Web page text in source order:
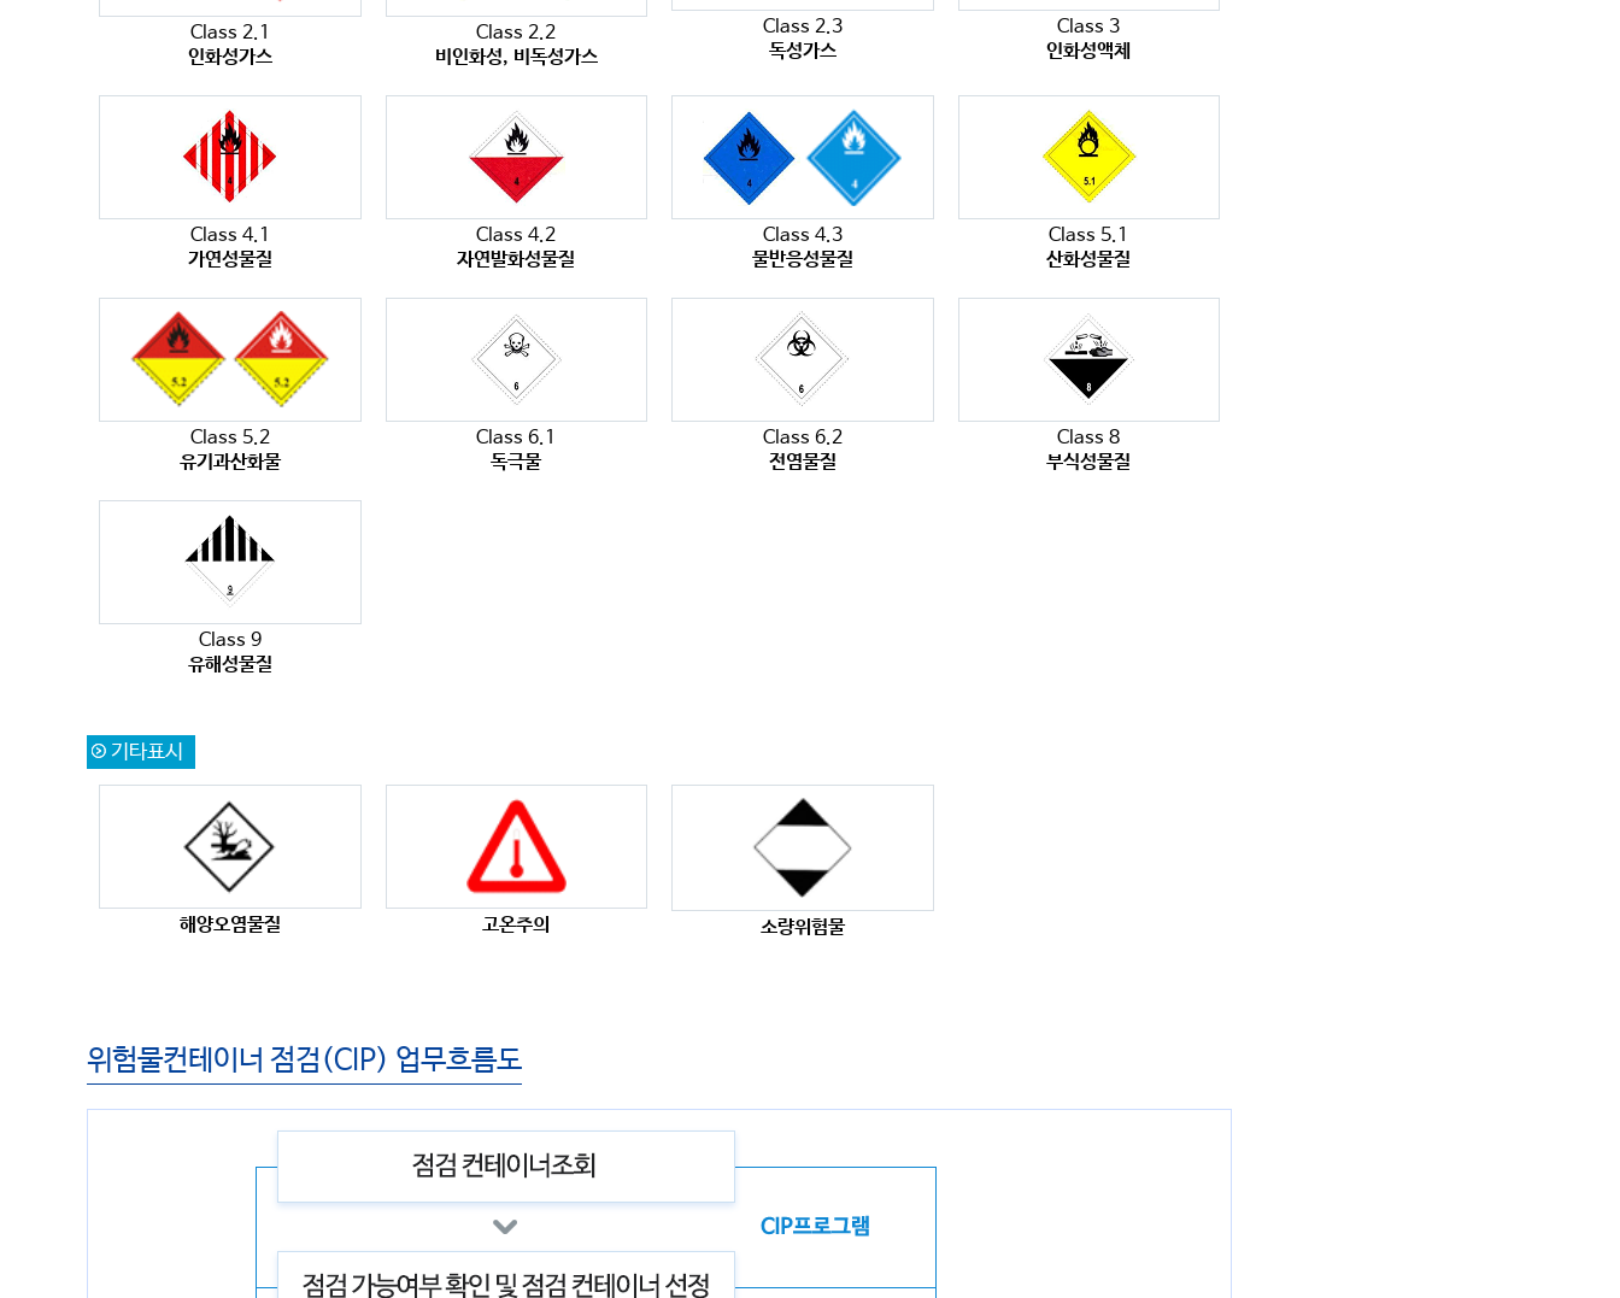
Class 2.1
인화성가스
Class 2.2
비인화성, 비독성가스
Class 2.3
독성가스
Class 3
인화성액체
Class 4.1
가연성물질
Class 4.2
자연발화성물질
Class 4.3
물반응성물질
Class 5.1
산화성물질
Class 5.2
유기과산화물
Class 6.1
독극물
Class 6.2
전염물질
Class 8
부식성물질
Class 9
유해성물질
기타표시
해양오염물질 고온주의 소량위험물
위험물컨테이너 점검(CIP) 업무흐름도